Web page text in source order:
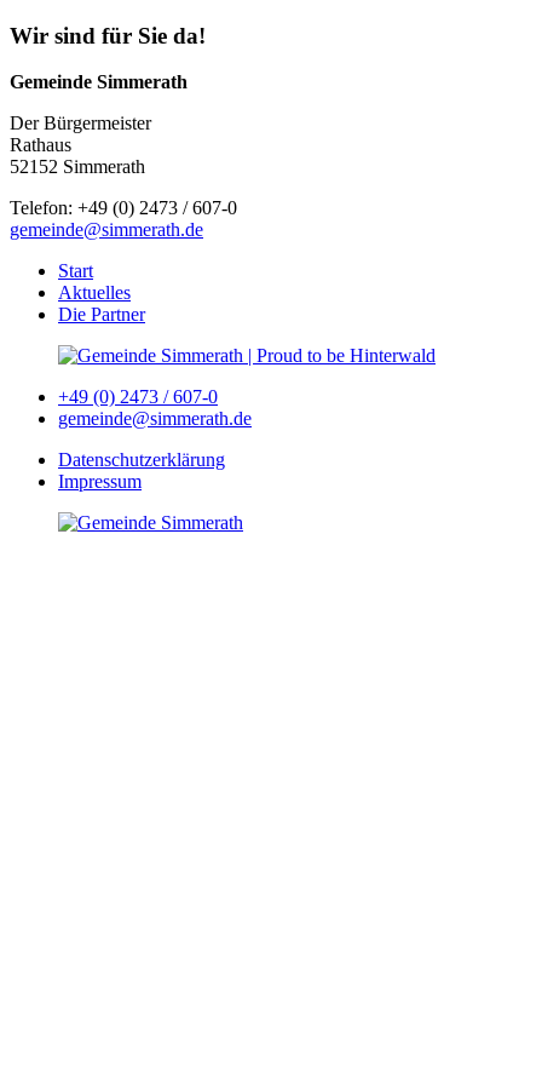
Wir sind für Sie da!
Gemeinde Simmerath
Der Bürgermeister
Rathaus
52152 Simmerath
Telefon: +49 (0) 2473 / 607-0
gemeinde@simmerath.de
Start
Aktuelles
Die Partner
+49 (0) 2473 / 607-0
gemeinde@simmerath.de
Datenschutzerklärung
Impressum